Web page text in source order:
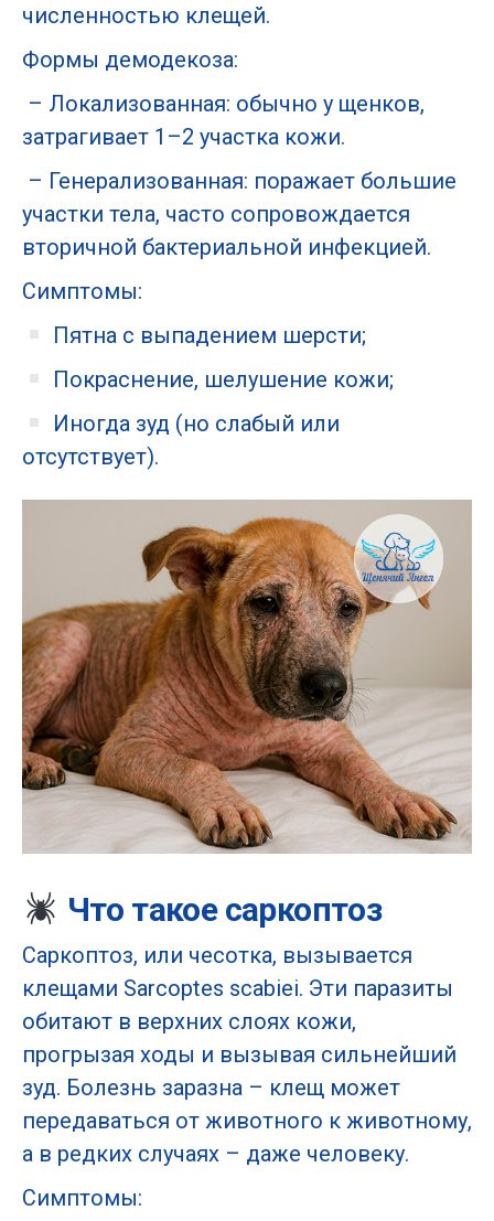
численностью клещей.
Формы демодекоза:
– Локализованная: обычно у щенков,
затрагивает 1–2 участка кожи.
– Генерализованная: поражает большие
участки тела, часто сопровождается
вторичной бактериальной инфекцией.
Симптомы:
Пятна с выпадением шерсти;
Покраснение, шелушение кожи;
Иногда зуд (но слабый или
отсутствует).
Что такое саркоптоз
Саркоптоз, или чесотка, вызывается
клещами Sarcoptes scabiei. Эти паразиты
обитают в верхних слоях кожи,
прогрызая ходы и вызывая сильнейший
зуд. Болезнь заразна – клещ может
передаваться от животного к животному,
а в редких случаях – даже человеку.
Симптомы: